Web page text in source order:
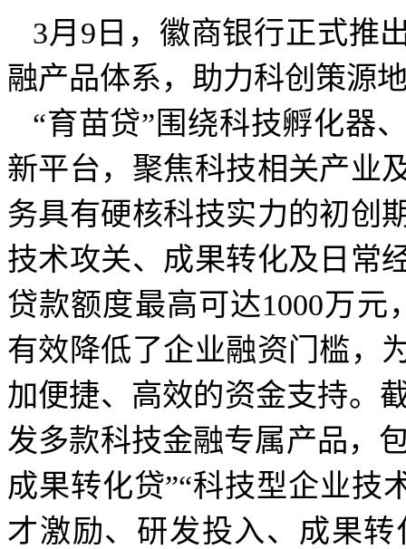
3月9日，徽商银行正式推
融产品体系，助力科创策源
“育苗贷”围绕科技孵化器
新平台，聚焦科技相关产业
务具有硬核科技实力的初创
技术攻关、成果转化及日常
贷款额度最高可达1000万元
有效降低了企业融资门槛，
加便捷、高效的资金支持。
发多款科技金融专属产品，
成果转化贷”“科技型企业技
才激励、研发投入、成果